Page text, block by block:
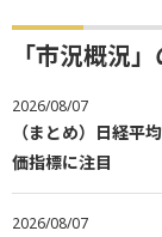
「市況概況
2026/08/07
（まとめ）日経
価指標に注目
2026/08/07